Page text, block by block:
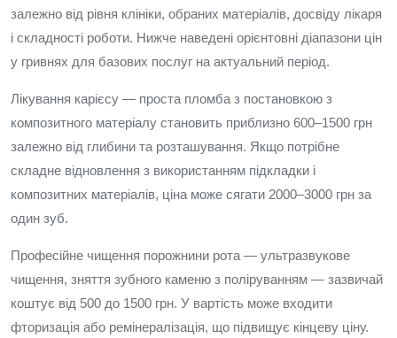
залежно від рівня клініки, обраних матеріалів, досвіду лікаря
і складності роботи. Нижче наведені орієнтовні діапазони цін
у гривнях для базових послуг на актуальний період.
Лікування карієсу — проста пломба з постановкою з
композитного матеріалу становить приблизно 600–1500 грн
залежно від глибини та розташування. Якщо потрібне
складне відновлення з використанням підкладки і
композитних матеріалів, ціна може сягати 2000–3000 грн за
один зуб.
Професійне чищення порожнини рота — ультразвукове
чищення, зняття зубного каменю з поліруванням — зазвичай
коштує від 500 до 1500 грн. У вартість може входити
фторизація або ремінералізація, що підвищує кінцеву ціну.